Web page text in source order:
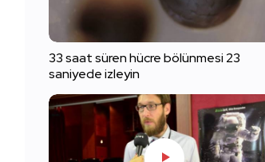
33 saat süren hücre bölünmesi 23
saniyede izleyin